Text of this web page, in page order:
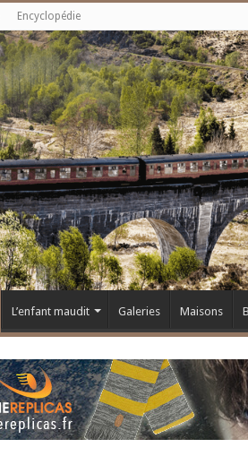
Encyclopédie
L’enfant maudit Galeries Maisons